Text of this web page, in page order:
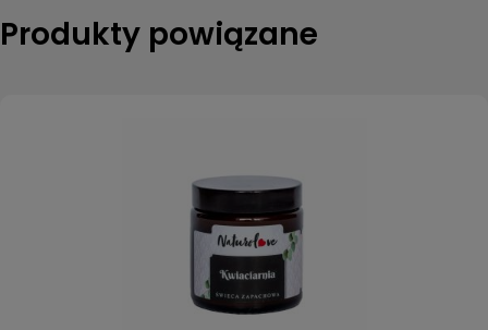
Produkty powiązane